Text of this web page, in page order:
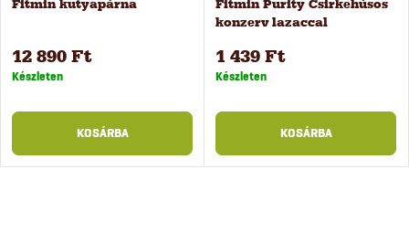
Fitmin kutyapárna
12 890 Ft
Készleten
KOSÁRBA
Fitmin Purity Csirkehúsos
konzerv lazaccal
1 439 Ft
Készleten
KOSÁRBA